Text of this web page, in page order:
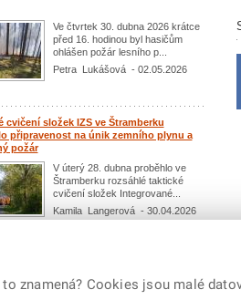
Ve čtvrtek 30. dubna 2026 krátce
před 16. hodinou byl hasičům
ohlášen požár lesního p...
Petra Lukášová - 02.05.2026
cvičení složek IZS ve Štramberku
připravenost na únik zemního plynu a
požár
V úterý 28. dubna proběhlo ve
Štramberku rozsáhlé taktické
cvičení složek Integrované...
Kamila Langerová - 30.04.2026
to znamená? Cookies jsou malé